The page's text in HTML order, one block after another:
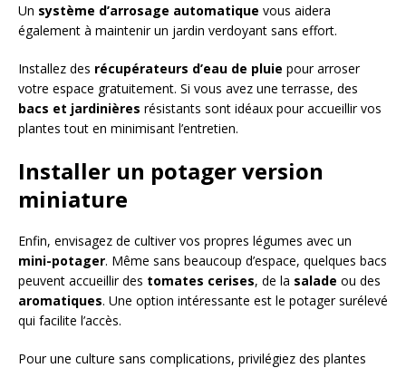
Un système d’arrosage automatique vous aidera
également à maintenir un jardin verdoyant sans effort.
Installez des récupérateurs d’eau de pluie pour arroser
votre espace gratuitement. Si vous avez une terrasse, des
bacs et jardinières résistants sont idéaux pour accueillir vos
plantes tout en minimisant l’entretien.
Installer un potager version
miniature
Enfin, envisagez de cultiver vos propres légumes avec un
mini-potager. Même sans beaucoup d’espace, quelques bacs
peuvent accueillir des tomates cerises, de la salade ou des
aromatiques. Une option intéressante est le potager surélevé
qui facilite l’accès.
Pour une culture sans complications, privilégiez des plantes